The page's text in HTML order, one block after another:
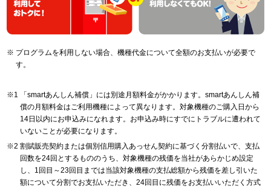
プログラムを利用しない場合、機種代金について全額のお支払いが必要で
す。
「smartあんしん補償」には別途月額料金がかかります。smartあんしん補
償の月額料金はご利用機種によって異なります。対象機種のご購入日から
14日以内にお申込みになれます。お申込み時にすでにトラブルに遭われて
いないことが必要になります。
割賦販売契約または個別信用購入あっせん契約に基づく分割払いで、支払
回数を24回とするもののうち、対象機種の残価を当社があらかじめ設定
し、1回目～23回目までは当該対象機種の支払総額から残価を差し引いた
額について分割でお支払いただき、24回目に残価をお支払いいただく方式